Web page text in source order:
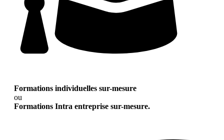
Formations individuelles sur-mesure
ou
Formations Intra entreprise sur-mesure.